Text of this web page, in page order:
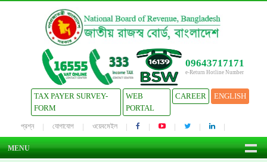
09643717171
e-Return Hotline Number
TAX PAYER SURVEY-
FORM
WEB
PORTAL
CAREER ENGLISH
প্রশ্ন যোগাযোগ ওয়েবমেইল
MENU